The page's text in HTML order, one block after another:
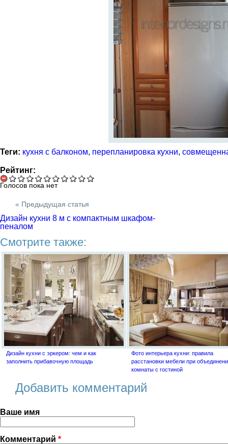
Теги: кухня с балконом, перепланировка кухни,
Рейтинг:
Голосов пока нет
« Предыдущая статья
Дизайн кухни 8 м с компактным шкафом-
пеналом
Смотрите также:
Фото интерьера кухни: правила
расстановки мебели при
комнаты с гостиной
Дизайн кухни с эркером: чем и как
заполнить прибавочную площадь
Добавить комментарий
Ваше имя
Комментарий *